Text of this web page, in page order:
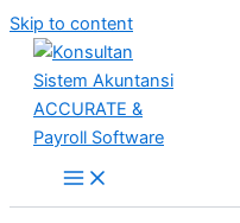
Skip to content